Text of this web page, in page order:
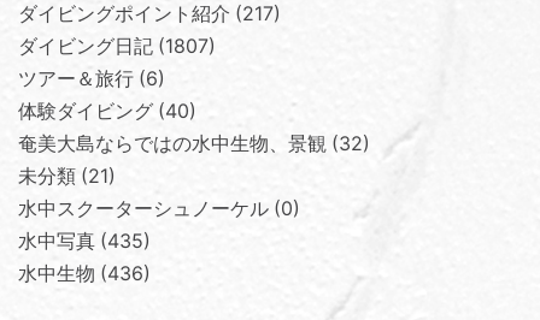
ダイビングポイント紹介 217
ダイビング日記 1807
ツアー＆旅行 6
体験ダイビング 40
奄美大島ならではの水中生物、景観 32
未分類 21
水中スクーターシュノーケル 0
水中写真 435
水中生物 436